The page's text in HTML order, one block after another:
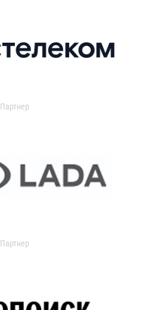
Партнер
Партнер